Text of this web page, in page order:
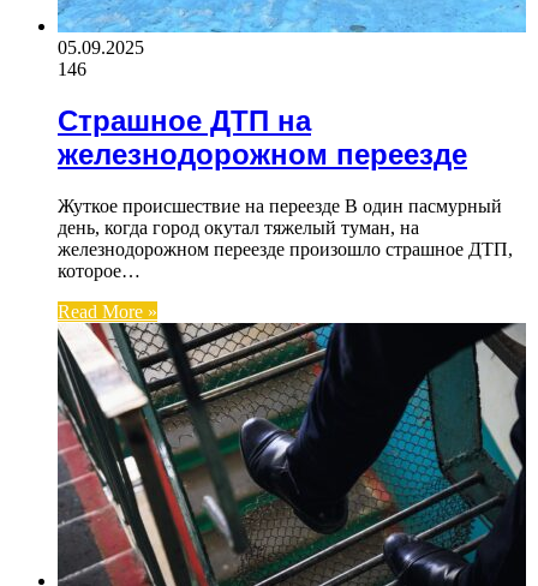
05.09.2025
146
Страшное ДТП на
железнодорожном переезде
Жуткое происшествие на переезде В один пасмурный
день, когда город окутал тяжелый туман, на
железнодорожном переезде произошло страшное ДТП,
которое…
Read More »